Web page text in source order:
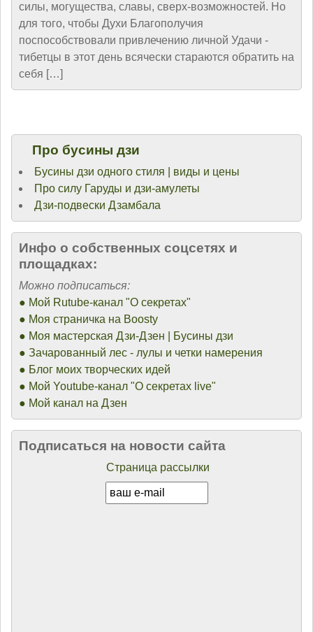
силы, могущества, славы, сверх-возможностей. Но
для того, чтобы Духи Благополучия
поспособствовали привлечению личной Удачи -
тибетцы в этот день всячески стараются обратить на
себя […]
Про бусины дзи
Бусины дзи одного стиля | виды и цены
Про силу Гаруды и дзи-амулеты
Дзи-подвески Дзамбала
Инфо о cобственных соцсетях и
площадках:
Можно подписаться:
● Мой Rutube-канал "О секретах"
● Моя страничка на Boosty
● Моя мастерская Дзи-Дзен | Бусины дзи
● Зачарованный лес - лулы и четки намерения
● Блог моих творческих идей
● Мой Youtube-канал "О секретах live"
● Мой канал на Дзен
Подписаться на новости сайта
Страница рассылки